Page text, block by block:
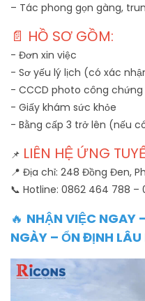
– Tác phong gọn gàng,
📄 HỒ SƠ GỒM:
- Đơn xin việc
- Sơ yếu lý lịch (có xác
- CCCD photo công chứng
- Giấy khám sức khỏe
- Bằng cấp 3 trở lên (nếu
📌 LIÊN HỆ ỨNG
📍 Địa chỉ: 248 Đồng Đen,
📞 Hotline: 0862 464 788 –
🔥 NHẬN VIỆC NGAY
NGÀY – ỔN ĐỊNH LÂU